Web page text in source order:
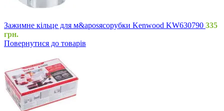
Зажимне кільце для м&aposясорубки Kenwood KW630790 335
грн.
Повернутися до товарів